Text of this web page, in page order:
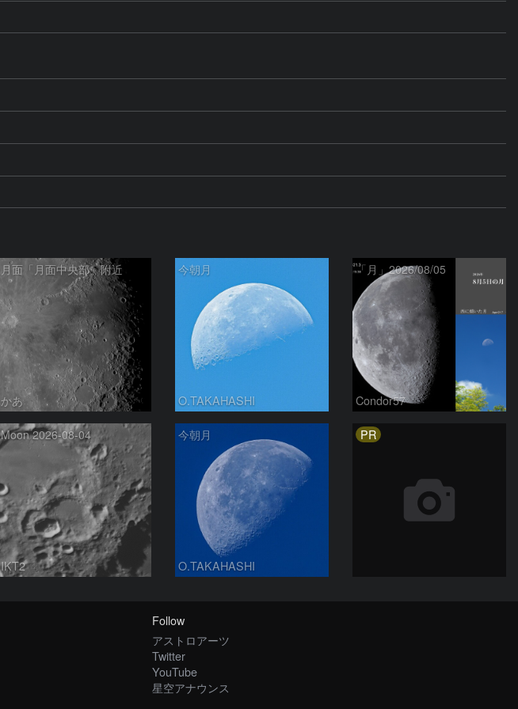
月面「月面中央部」附近
かあ
今朝月
O.TAKAHASHI
「月」2026/08/05
Condor57
Moon 2026-08-04
IKT2
今朝月
O.TAKAHASHI
PR
Follow
アストロアーツ
Twitter
YouTube
星空アナウンス